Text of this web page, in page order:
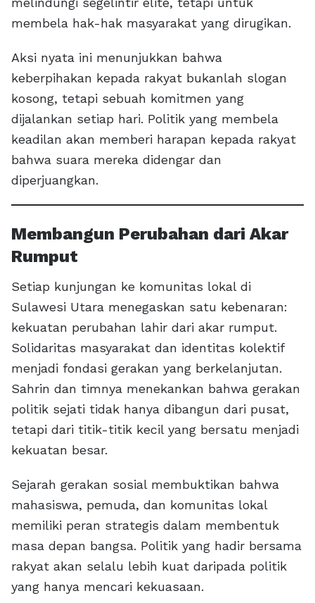
membela hak-hak masyarakat yang dirugikan.
Aksi nyata ini menunjukkan bahwa
keberpihakan kepada rakyat bukanlah slogan
kosong, tetapi sebuah komitmen yang
dijalankan setiap hari. Politik yang membela
keadilan akan memberi harapan kepada rakyat
bahwa suara mereka didengar dan
diperjuangkan.
Membangun Perubahan dari Akar
Rumput
Setiap kunjungan ke komunitas lokal di
Sulawesi Utara menegaskan satu kebenaran:
kekuatan perubahan lahir dari akar rumput.
Solidaritas masyarakat dan identitas kolektif
menjadi fondasi gerakan yang berkelanjutan.
Sahrin dan timnya menekankan bahwa gerakan
politik sejati tidak hanya dibangun dari pusat,
tetapi dari titik-titik kecil yang bersatu menjadi
kekuatan besar.
Sejarah gerakan sosial membuktikan bahwa
mahasiswa, pemuda, dan komunitas lokal
memiliki peran strategis dalam membentuk
masa depan bangsa. Politik yang hadir bersama
rakyat akan selalu lebih kuat daripada politik
yang hanya mencari kekuasaan.